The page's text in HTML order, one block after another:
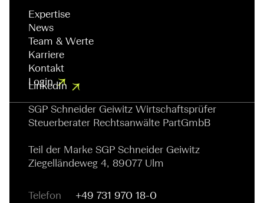
Expertise
News
Team & Werte
Karriere
Kontakt
Login
LinkedIn
SGP Schneider Geiwitz Wirtschaftsprüfer
Steuerberater Rechtsanwälte PartGmbB
Teil der Marke SGP Schneider Geiwitz
Ziegelländeweg 4, 89077 Ulm
Telefon
+49 731 970 18-0